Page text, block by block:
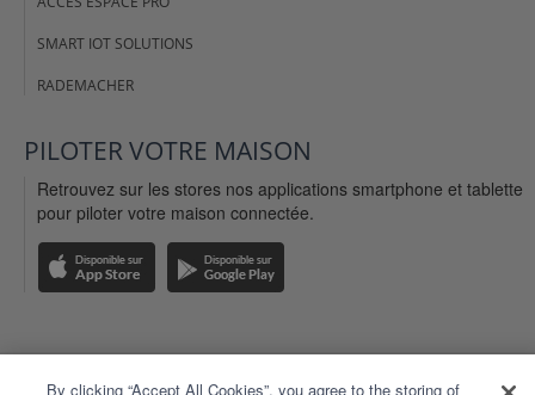
SMART IOT SOLUTIONS
RADEMACHER
PILOTER VOTRE MAISON
Retrouvez sur les stores nos applications smartphone et tablette
pour piloter votre maison connectée.
By clicking “Accept All Cookies”, you agree to the storing of